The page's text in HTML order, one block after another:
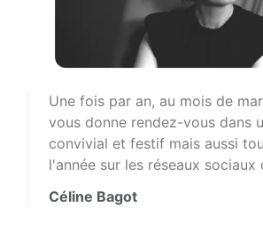
Une fois par an, au mois de
vous donne rendez-vous dans
convivial et festif mais aussi
l'année sur les réseaux sociaux
Céline Bagot